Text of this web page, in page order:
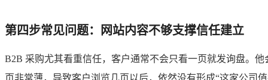
第四步常见问题：网站内容不够支撑信任建立
B2B 采购尤其看重信任，客户通常不会只看一页就发询盘。
页非常薄，导致客户浏览几页以后，依然没有形成“这家公司